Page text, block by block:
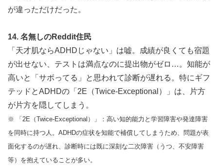
が違っただけだった。
14. 名無しのReddit住民
「天才肌ならADHDじゃない」は嘘。成績が良くても宿題
が出せない、テストは満点なのに提出物がゼロ…。知能が
高いと「サボってる」と思われて診断が遅れる。特にギフ
テッドとADHDの「2E（Twice-Exceptional）」は、片方
が片方を隠してしまう。
※ 「2E（Twice-Exceptional）」：高い知的能力と学習障害や発達障害
を同時に持つ人。ADHDの症状を知能で補償してしまうため、問題が表
面化するのが遅れ、診断時には既に深刻な二次障害（うつ、不安障害
等）を抱えていることが多い。